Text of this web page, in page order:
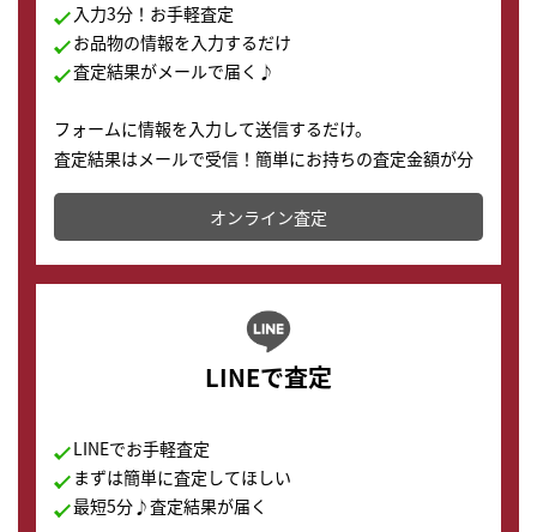
入力3分！お手軽査定
お品物の情報を入力するだけ
査定結果がメールで届く♪
フォームに情報を入力して送信するだけ。
査定結果はメールで受信！簡単にお持ちの査定金額が分
かります。
オンライン査定
LINEで査定
LINEでお手軽査定
まずは簡単に査定してほしい
最短5分♪査定結果が届く